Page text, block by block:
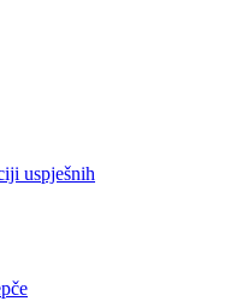
uspješnih